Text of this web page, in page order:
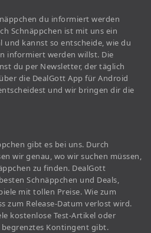
du informiert werden
Schnäppchen ist mit uns ein
und kannst so entscheide, wie du
informiert werden willst. Die
du per Newsletter, der täglich
die DealGott App für Android
und wir bringen dir die
gibt es bei uns. Durch
wir genau, wo wir suchen müssen,
zu finden. DealGott
Schnäppchen und Deals,
mit tollen Preise. Wie zum
zum Release-Datum verlost wird.
kostenlose Test-Artikel oder
Kontingent gibt.